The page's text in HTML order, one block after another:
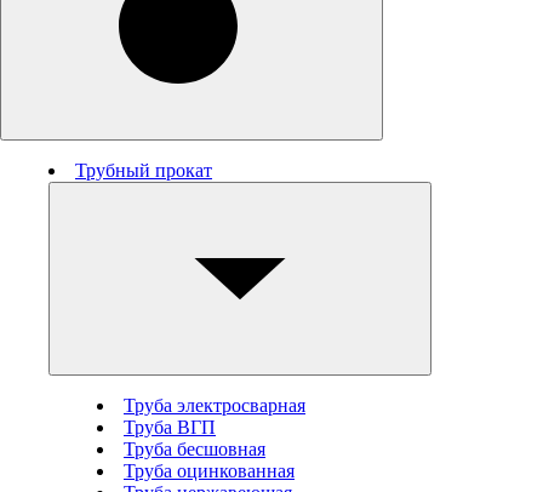
Трубный прокат
Труба электросварная
Труба ВГП
Труба бесшовная
Труба оцинкованная